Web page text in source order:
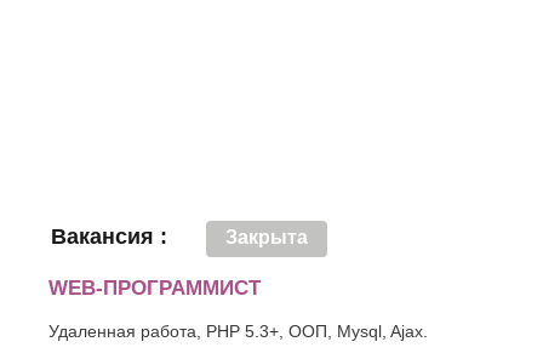
Вакансия : Закрыта
WEB-ПРОГРАММИСТ
Удаленная работа, PHP 5.3+, ООП, Mysql, Ajax.